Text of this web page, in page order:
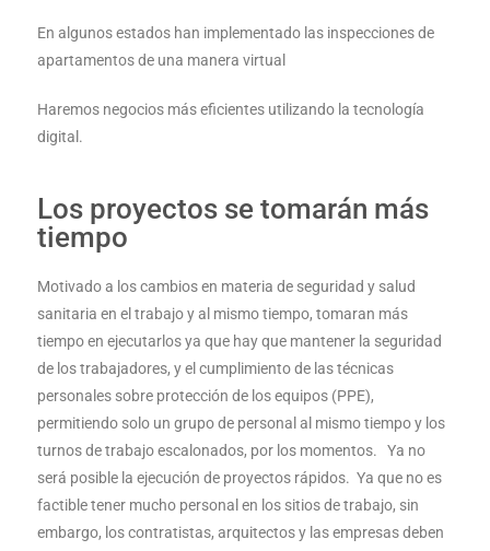
En algunos estados han implementado las inspecciones de
apartamentos de una manera virtual
Haremos negocios más eficientes utilizando la tecnología
digital.
Los proyectos se tomarán más
tiempo
Motivado a los cambios en materia de seguridad y salud
sanitaria en el trabajo y al mismo tiempo, tomaran más
tiempo en ejecutarlos ya que hay que mantener la seguridad
de los trabajadores, y el cumplimiento de las técnicas
personales sobre protección de los equipos (PPE),
permitiendo solo un grupo de personal al mismo tiempo y los
turnos de trabajo escalonados, por los momentos. Ya no
será posible la ejecución de proyectos rápidos. Ya que no es
factible tener mucho personal en los sitios de trabajo, sin
embargo, los contratistas, arquitectos y las empresas deben